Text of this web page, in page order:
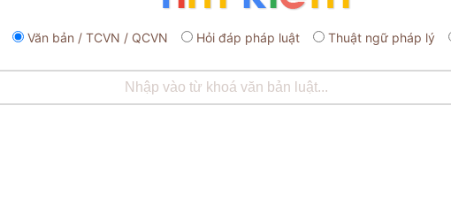
Văn bản / TCVN / QCVN Hỏi đáp pháp luật Thuật ngữ pháp lý